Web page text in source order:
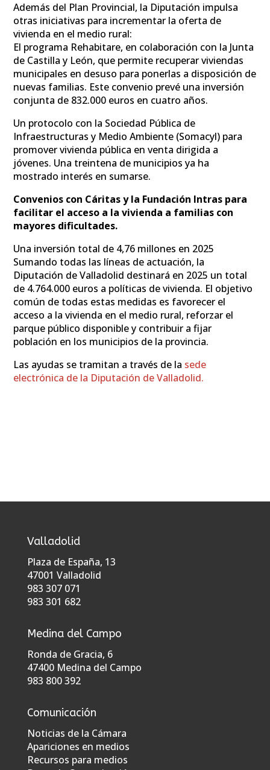
Además del Plan Provincial, la Diputación impulsa
otras iniciativas para incrementar la oferta de
vivienda en el medio rural:
El programa Rehabitare, en colaboración con la Junta
de Castilla y León, que permite recuperar viviendas
municipales en desuso para ponerlas a disposición de
nuevas familias. Este convenio prevé una inversión
conjunta de 832.000 euros en cuatro años.
Un protocolo con la Sociedad Pública de
Infraestructuras y Medio Ambiente (Somacyl) para
promover vivienda pública en venta dirigida a
jóvenes. Una treintena de municipios ya ha
mostrado interés en sumarse.
Convenios con Cáritas y la Fundación Intras para
facilitar el acceso a la vivienda a familias con
mayores dificultades.
Una inversión total de 4,76 millones en 2025
Sumando todas las líneas de actuación, la
Diputación de Valladolid destinará en 2025 un total
de 4.764.000 euros a políticas de vivienda. El objetivo
común de todas estas medidas es favorecer el
acceso a la vivienda en el medio rural, reforzar el
parque público disponible y contribuir a fijar
población en los municipios de la provincia.
Las ayudas se tramitan a través de la sede
electrónica de la Diputación de Valladolid.
Valladolid
Plaza de España, 13
47001 Valladolid
983 307 071
983 301 682
Medina del Campo
Ronda de Gracia, 6
47400 Medina del Campo
983 800 392
Comunicación
Noticias de la Cámara
Apariciones en medios
Recursos para medios